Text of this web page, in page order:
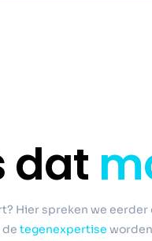
dat
Hier spreken we
de tegenexpertise